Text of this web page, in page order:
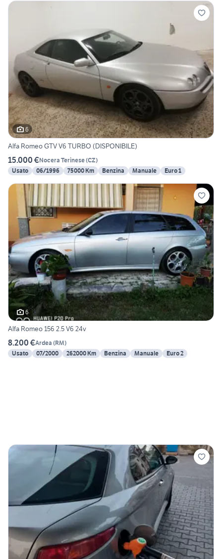
6
Alfa Romeo GTV V6 TURBO (DISPONIBILE)
15.000 €Nocera Terinese(CZ)
Usato
06/1996 75000 Km Benzina Manuale Euro 1
6
Alfa Romeo 156 2.5 V6 24v
8.200 €Ardea (RM)
Usato
07/2000 262000 Km Benzina Manuale Euro 2